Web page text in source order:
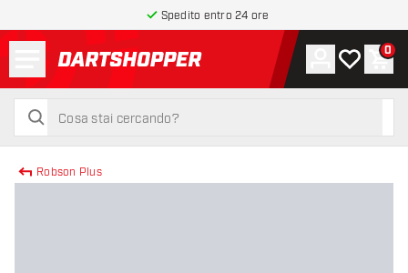
Spedito entro 24 ore
torna alla home page
cerca
cerca
Account
La mia0
Robson Plus